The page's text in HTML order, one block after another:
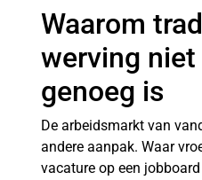
Waarom
werving
genoeg is
De arbeidsmarkt van
andere aanpak. Waar
vacature op een